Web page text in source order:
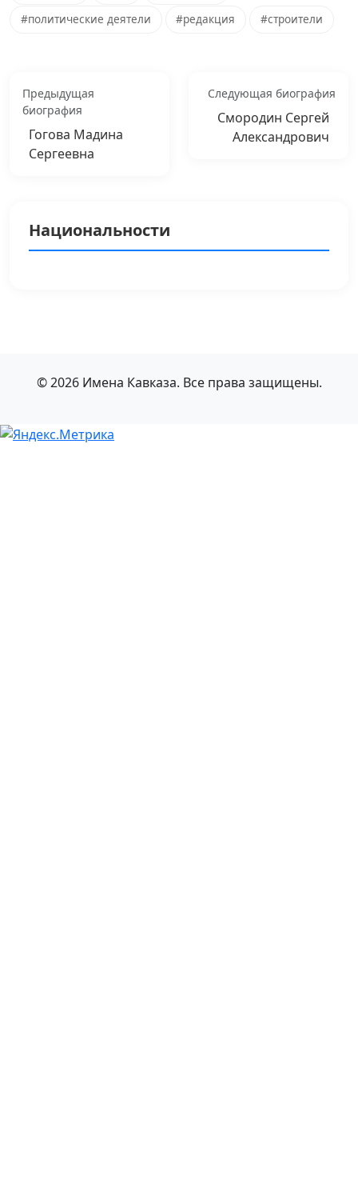
#политические деятели
#редакция #строители
Предыдущая
биография
Гогова Мадина
Сергеевна
Следующая биография
Смородин Сергей
Александрович
Национальности
© 2026 Имена Кавказа. Все права защищены.